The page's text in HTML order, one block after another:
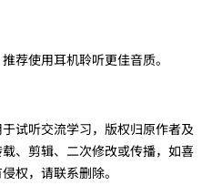
荐使用耳机聆听更佳音质。
试听交流学习，版权归原作者及
、剪辑、二次修改或传播，如喜
权，请联系删除。